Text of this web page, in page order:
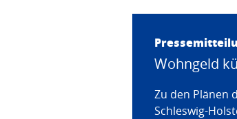
Wohngeld
Zu den Plänen
Schleswig-